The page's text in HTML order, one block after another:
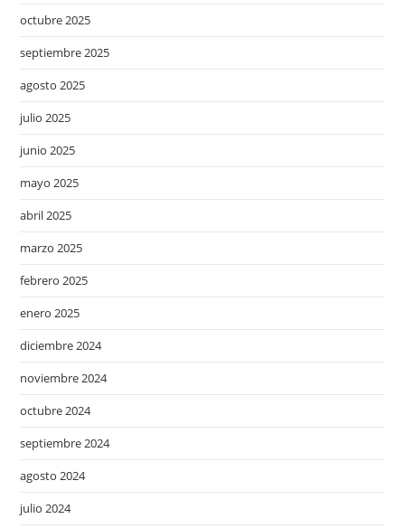
octubre 2025
septiembre 2025
agosto 2025
julio 2025
junio 2025
mayo 2025
abril 2025
marzo 2025
febrero 2025
enero 2025
diciembre 2024
noviembre 2024
octubre 2024
septiembre 2024
agosto 2024
julio 2024